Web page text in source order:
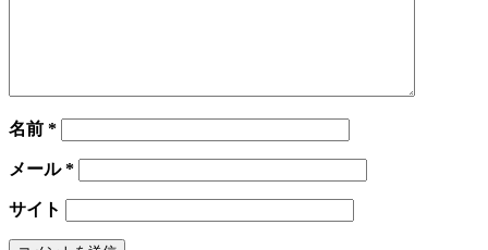
名前 *
メール*
サイト